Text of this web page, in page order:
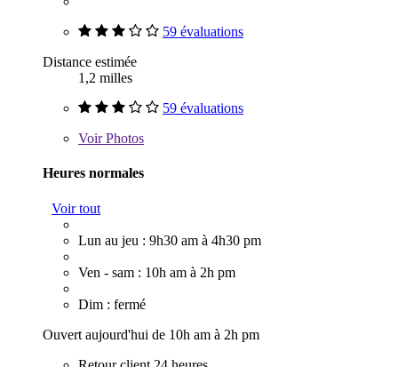
59 évaluations
Distance estimée
1,2 milles
59 évaluations
VoirPhotos
Heures normales
Voir tout
Lun au jeu : 9h30 am à 4h30 pm
Ven - sam : 10h am à 2h pm
Dim : fermé
Ouvert aujourd'hui de 10h am à 2h pm